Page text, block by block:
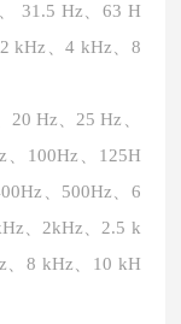
31.5 Hz、63 H
kHz、4 kHz、8
20 Hz、25 Hz、
100Hz、125H
、500Hz、6
、2kHz、2.5 k
、8 kHz、10 kH